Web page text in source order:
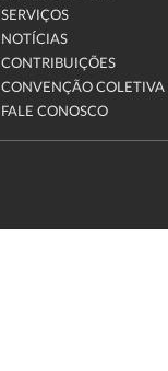
SERVIÇOS
NOTÍCIAS
CONTRIBUIÇÕES
CONVENÇÃO COLETIVA
FALE CONOSCO